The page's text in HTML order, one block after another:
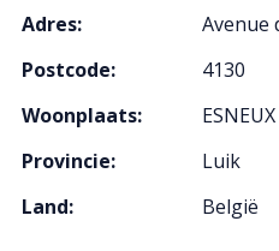
Adres:
Avenue
Postcode:
4130
Woonplaats:
ESNEUX
Provincie:
Luik
Land:
België